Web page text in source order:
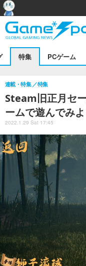
特集 PCゲーム
Steam旧正月セ
ームで遊んでみ
連載・特集 特集
2022.1.29 Sat 17:45